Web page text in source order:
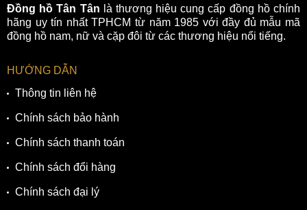
Đồng hồ Tân Tân là thương hiệu cung cấp đồng hồ chính
hãng uy tín nhất TPHCM từ năm 1985 với đầy đủ mẫu mã
đồng hồ nam, nữ và cặp đôi từ các thương hiệu nổi tiếng.
HƯỚNG DẪN
Thông tin liên hệ
Chính sách bảo hành
Chính sách thanh toán
Chính sách đổi hàng
Chính sách đại lý